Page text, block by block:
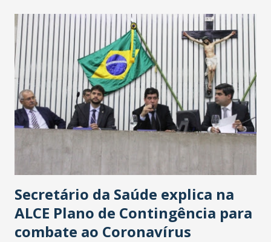
Secretário da Saúde explica na
ALCE Plano de Contingência para
combate ao Coronavírus